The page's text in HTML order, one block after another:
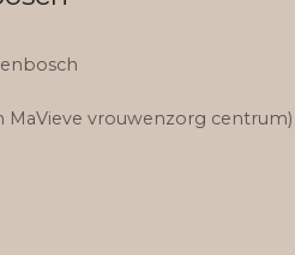
MaVieve vrouwenzorg centrum)